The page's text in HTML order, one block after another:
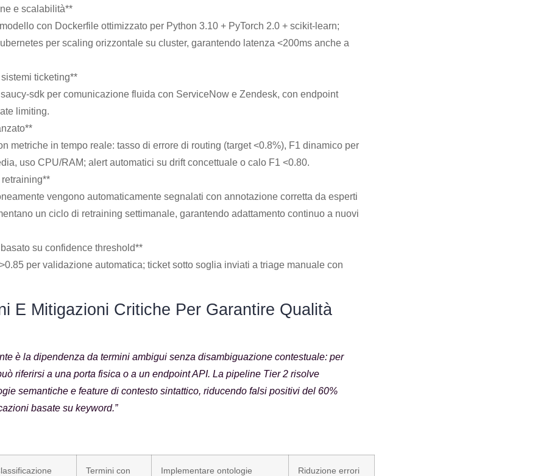
e scalabilità**
con Dockerfile ottimizzato per Python 3.10 + PyTorch 2.0 + scikit-learn;
per scaling orizzontale su cluster, garantendo latenza <200ms anche a
ticketing**
sdk per comunicazione fluida con ServiceNow e Zendesk, con endpoint
limiting.
metriche in tempo reale: tasso di errore di routing (target <0.8%), F1 dinamico per
uso CPU/RAM; alert automatici su drift concettuale o calo F1 <0.80.
vengono automaticamente segnalati con annotazione corretta da esperti
un ciclo di retraining settimanale, garantendo adattamento continuo a nuovi
su confidence threshold**
per validazione automatica; ticket sotto soglia inviati a triage manuale con
E Mitigazioni Critiche Per Garantire Qualità
è la dipendenza da termini ambigui senza disambiguazione contestuale: per
riferirsi a una porta fisica o a un endpoint API. La pipeline Tier 2 risolve
semantiche e feature di contesto sintattico, riducendo falsi positivi del 60%
basate su keyword.”
Termini con
Implementare ontologie
Riduzione errori